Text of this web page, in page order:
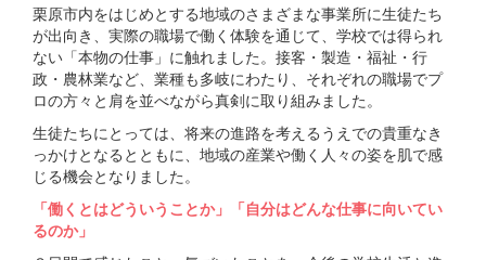
栗原市内をはじめとする地域のさまざまな事業所に生徒たち
が出向き、実際の職場で働く体験を通じて、学校では得られ
ない「本物の仕事」に触れました。接客・製造・福祉・行
政・農林業など、業種も多岐にわたり、それぞれの職場でプ
ロの方々と肩を並べながら真剣に取り組みました。
生徒たちにとっては、将来の進路を考えるうえでの貴重なき
っかけとなるとともに、地域の産業や働く人々の姿を肌で感
じる機会となりました。
「働くとはどういうことか」「自分はどんな仕事に向いてい
るのか」